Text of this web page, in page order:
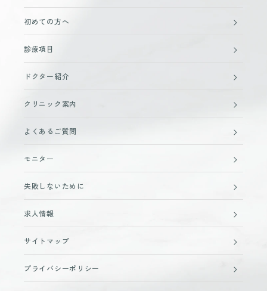
初めての方へ
診療項目
ドクター紹介
クリニック案内
よくあるご質問
モニター
失敗しないために
求人情報
サイトマップ
プライバシーポリシー